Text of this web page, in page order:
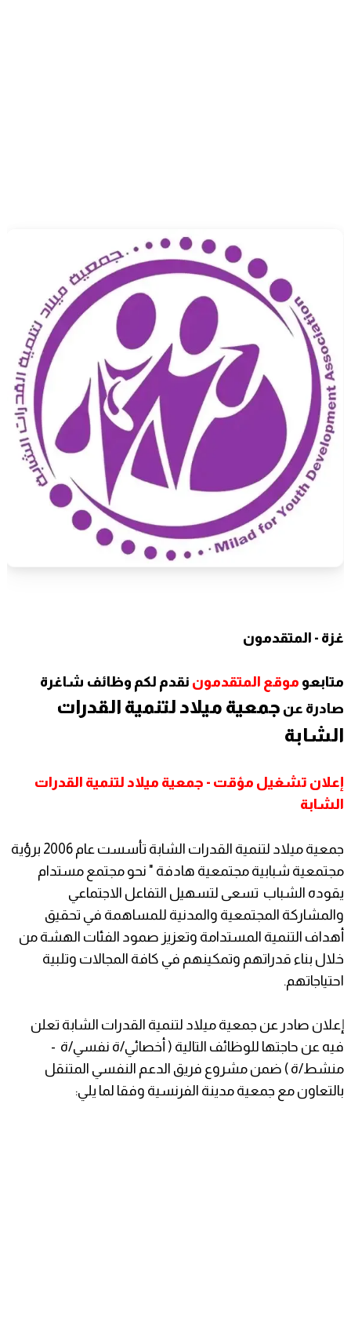
غزة - المتقدمون
متابعو موقع المتقدمون نقدم لكم وظائف شاغرة
صادرة عن جمعية ميلاد لتنمية القدرات
الشابة
إعلان تشغيل مؤقت - جمعية ميلاد لتنمية القدرات
الشابة
جمعية ميلاد لتنمية القدرات الشابة تأسست عام 2006 برؤية
مجتمعية شبابية مجتمعية هادفة " نحو مجتمع مستدام
يقوده الشباب تسعى لتسهيل التفاعل الاجتماعي
والمشاركة المجتمعية والمدنية للمساهمة في تحقيق
أهداف التنمية المستدامة وتعزيز صمود الفئات الهشة من
خلال بناء قدراتهم وتمكينهم في كافة المجالات وتلبية
احتياجاتهم.
إعلان صادر عن جمعية ميلاد لتنمية القدرات الشابة تعلن
فيه عن حاجتها للوظائف التالية ( أخصائي/ة نفسي/ة -
منشط/ة ) ضمن مشروع فريق الدعم النفسي المتنقل
بالتعاون مع جمعية مدينة الفرنسية وفقا لما يلي: